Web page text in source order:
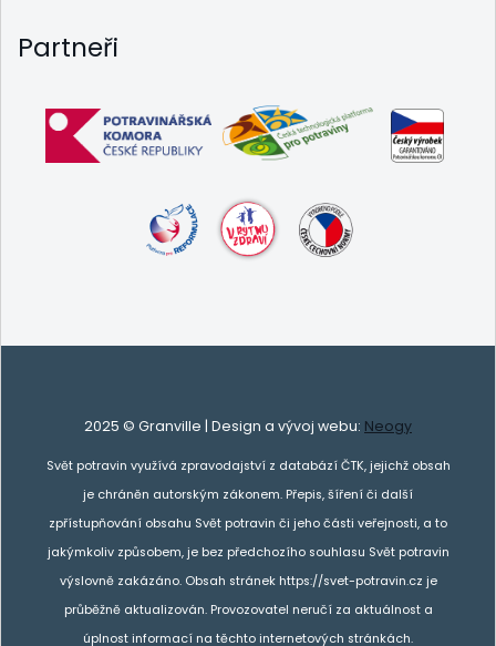
Partneři
2025 © Granville | Design a vývoj webu: Neogy
Svět potravin využívá zpravodajství z databází ČTK, jejichž obsah
je chráněn autorským zákonem. Přepis, šíření či další
zpřístupňování obsahu Svět potravin či jeho části veřejnosti, a to
jakýmkoliv způsobem, je bez předchozího souhlasu Svět potravin
výslovně zakázáno. Obsah stránek https://svet-potravin.cz je
průběžně aktualizován. Provozovatel neručí za aktuálnost a
úplnost informací na těchto internetových stránkách.